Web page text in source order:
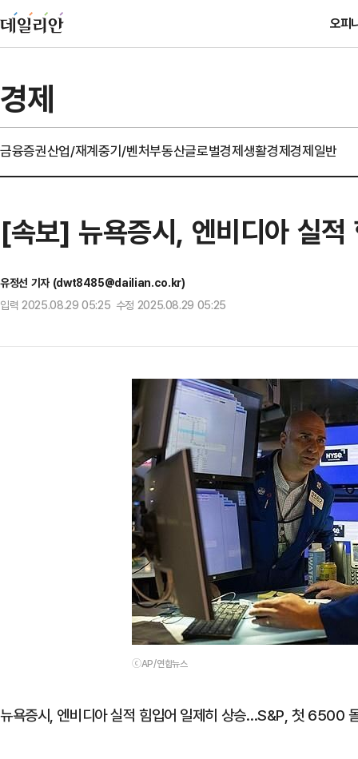
오피
경제
금융증권산업/재계중기/벤처부동산글로벌경제생활경제경제일반
[속보] 뉴욕증시, 엔비디아 실
유정선 기자 (dwt8485@dailian.co.kr)
입력 2025.08.29 05:25 수정 2025.08.29 05:25
ⓒAP/연합뉴스
뉴욕증시, 엔비디아 실적 힘입어 일제히 상승…S&P, 첫 6500